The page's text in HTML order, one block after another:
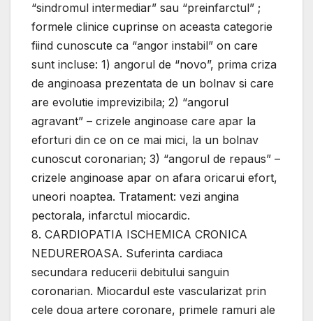
“sindromul intermediar” sau “preinfarctul” ;
formele clinice cuprinse оn aceasta categorie
fiind cunoscute ca “angor instabil” оn care
sunt incluse: 1) angorul de “novo”, prima criza
de anginoasa prezentata de un bolnav si care
are evolutie imprevizibila; 2) “angorul
agravant” – crizele anginoase care apar la
eforturi din ce оn ce mai mici, la un bolnav
cunoscut coronarian; 3) “angorul de repaus” –
crizele anginoase apar оn afara oricarui efort,
uneori noaptea. Tratament: vezi angina
pectorala, infarctul miocardic.
8. CARDIOPATIA ISCHEMICA CRONICA
NEDUREROASA. Suferinta cardiaca
secundara reducerii debitului sanguin
coronarian. Miocardul este vascularizat prin
cele doua artere coronare, primele ramuri ale